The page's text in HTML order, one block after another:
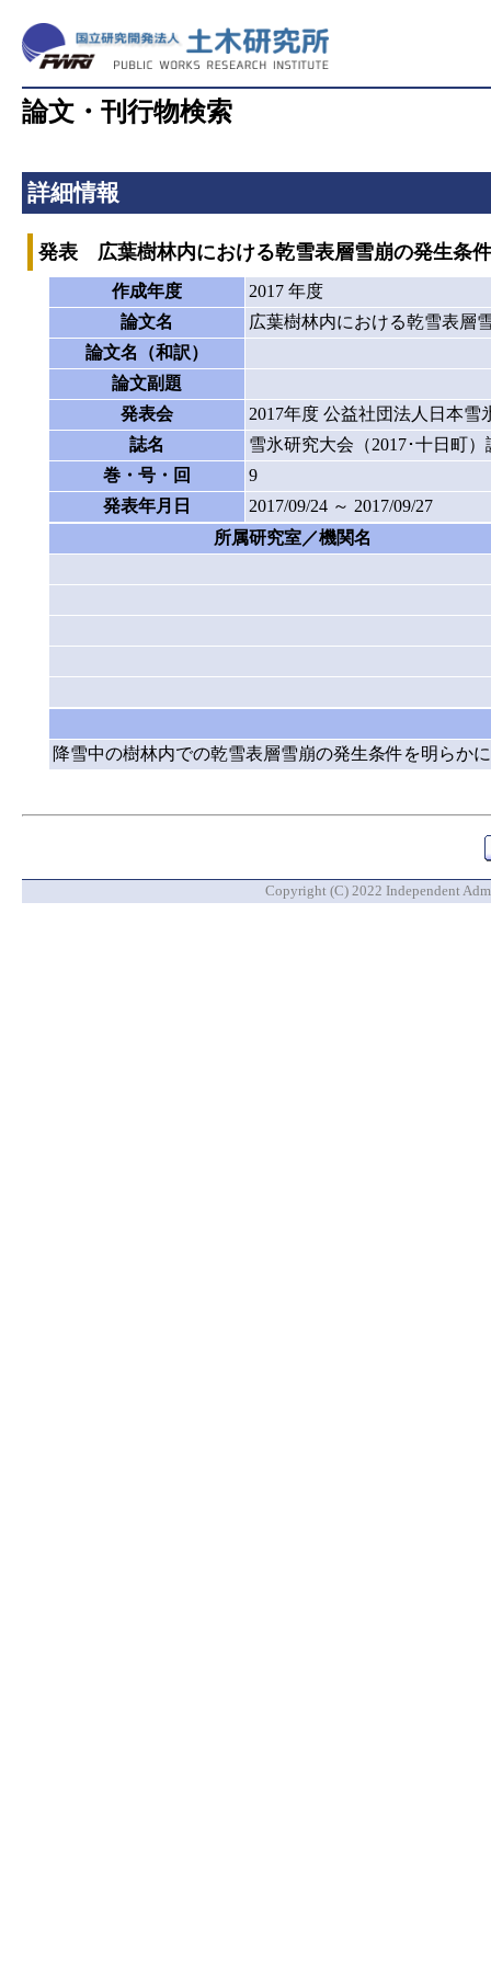
論文・刊行物検索
詳細情報
発表 広葉樹林内における乾雪表層雪崩の発生条
作成年度
2017 年度
論文名
広葉樹林内における乾雪表層
論文名（和訳）
論文副題
発表会
2017年度 公益社団法人日本
誌名
雪氷研究大会（2017･十日町
巻・号・回
9
発表年月日
2017/09/24 ～ 2017/09/27
所属研究室／機関名
降雪中の樹林内での乾雪表層雪崩の発生条件を明らか
Copyright (C) 2022 Independent